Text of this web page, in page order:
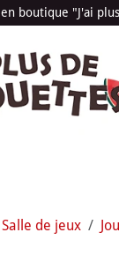
en bou​​​​​​tique "J'ai
Salle de jeux